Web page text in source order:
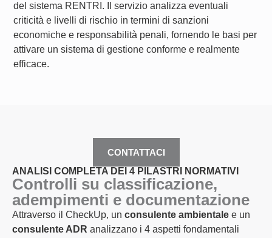
del sistema RENTRI. Il servizio analizza eventuali
criticità e livelli di rischio in termini di sanzioni
economiche e responsabilità penali, fornendo le basi per
attivare un sistema di gestione conforme e realmente
efficace.
ANALISI COMPLETA DEI 4 PILASTRI NORMATIVI
Controlli su classificazione,
adempimenti e documentazione
Attraverso il CheckUp, un consulente ambientale e un
consulente ADR analizzano i 4 aspetti fondamentali
CONTATTACI